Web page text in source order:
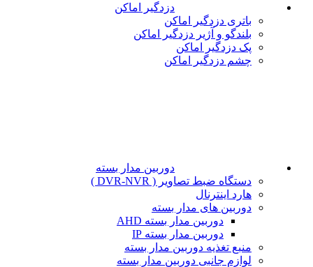
دزدگیر اماکن
باتری دزدگیر اماکن
بلندگو و آژیر دزدگیر اماکن
پک دزدگیر اماکن
چشم دزدگیر اماکن
دوربین مدار بسته
دستگاه ضبط تصاویر ( DVR-NVR )
هارد اینترنال
دوربین های مدار بسته
دوربین مدار بسته AHD
دوربین مدار بسته IP
منبع تغذیه دوربین مدار بسته
لوازم جانبی دوربین مدار بسته